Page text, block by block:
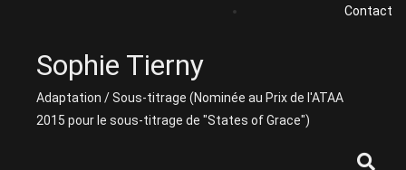
Contact
Sophie Tierny
Adaptation / Sous-titrage (Nominée au Prix de l'ATAA
2015 pour le sous-titrage de "States of Grace")